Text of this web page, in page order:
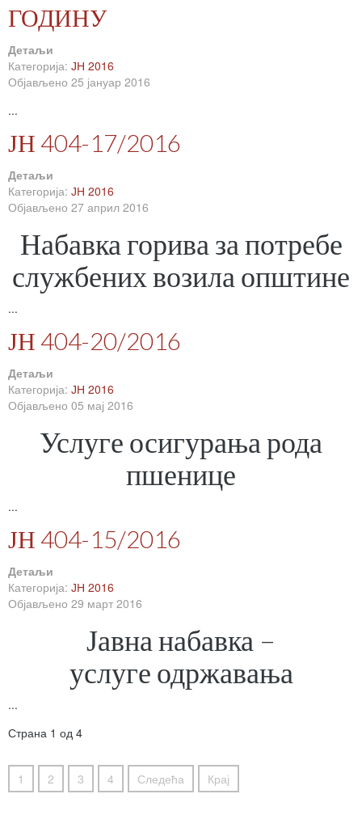
ГОДИНУ
Детаљи
Категорија: ЈН 2016
Објављено 25 јануар 2016
...
ЈН 404-17/2016
Детаљи
Категорија: ЈН 2016
Објављено 27 април 2016
Набавка горива за потребе
службених возила општине
...
ЈН 404-20/2016
Детаљи
Категорија: ЈН 2016
Објављено 05 мај 2016
Услуге осигурања рода
пшенице
...
ЈН 404-15/2016
Детаљи
Категорија: ЈН 2016
Објављено 29 март 2016
Јавна набавка –
услуге одржавања
...
Страна 1 од 4
1 2 3 4 Следећа Крај